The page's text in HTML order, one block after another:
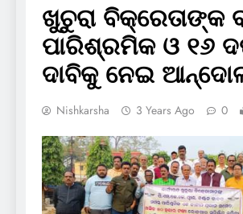
ଖୁଚୁରା ବିକ୍ରେତାଙ୍କ
ପାରିଶ୍ରମିକ ଓ ୧୬
ଦାବିକୁ ନେଇ
Nishkarsha 3 Years Ago 0